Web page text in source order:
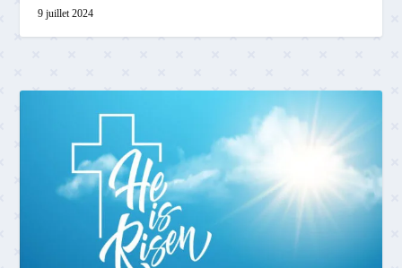
9 juillet 2024